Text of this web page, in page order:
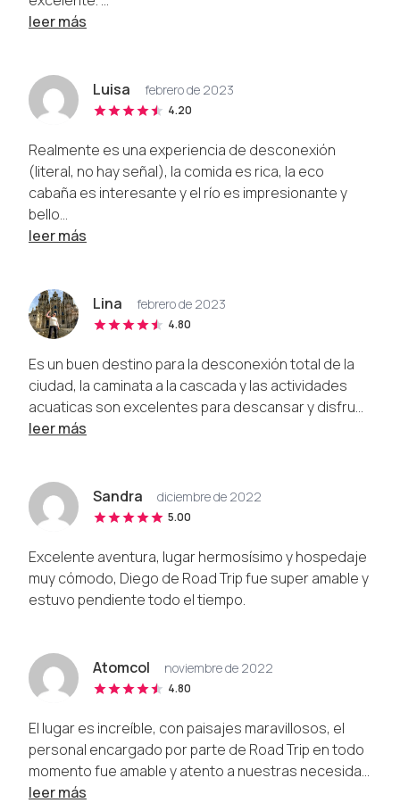
leer más
Luisa febrero de 2023
4.20
Realmente es una experiencia de desconexión
(literal, no hay señal), la comida es rica, la eco
cabaña es interesante y el río es impresionante y
bello...
leer más
Lina febrero de 2023
4.80
Es un buen destino para la desconexión total de la
ciudad, la caminata a la cascada y las actividades
acuaticas son excelentes para descansar y disfru...
leer más
Sandra diciembre de 2022
5.00
Excelente aventura, lugar hermosísimo y hospedaje
muy cómodo, Diego de Road Trip fue super amable y
estuvo pendiente todo el tiempo.
Atomcol noviembre de 2022
4.80
El lugar es increíble, con paisajes maravillosos, el
personal encargado por parte de Road Trip en todo
momento fue amable y atento a nuestras necesida...
leer más